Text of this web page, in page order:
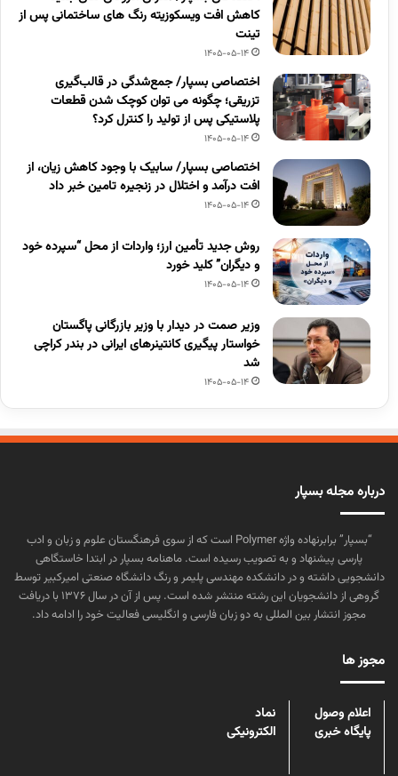
کاهش افت ویسکوزیته رنگ های ساختمانی پس از
تینت
1405-05-14
اختصاصی بسپار/ جمع‌شدگی در قالب‌گیری
تزریقی؛ چگونه می توان کوچک شدن قطعات
پلاستیکی پس از تولید را کنترل کرد؟
1405-05-14
اختصاصی بسپار/ سابیک با وجود کاهش زیان، از
افت درآمد و اختلال در زنجیره تامین خبر داد
1405-05-14
روش جدید تأمین ارز؛ واردات از محل “سپرده خود
و دیگران” کلید خورد
1405-05-14
وزیر صمت در دیدار با وزیر بازرگانی پاگستان
خواستار پیگیری کانتینرهای ایرانی در بندر کراچی
شد
1405-05-14
درباره مجله بسپار
“بسپار” برابرنهاده واژه Polymer است که از سوی فرهنگستان علوم و زبان و ادب
پارسی پیشنهاد و به تصویب رسیده است. ماهنامه بسپار در ابتدا خاستگاهی
دانشجویی داشته و در دانشکده مهندسی پلیمر و رنگ دانشگاه صنعتی امیرکبیر توسط
گروهی از دانشجویان این رشته منتشر شده است. پس از آن در سال ۱۳۷۶ با دریافت
مجوز انتشار بین المللی به دو زبان فارسی و انگلیسی فعالیت خود را ادامه داد.
مجوز ها
اعلام وصول
پایگاه خبری
نماد
الکترونیکی